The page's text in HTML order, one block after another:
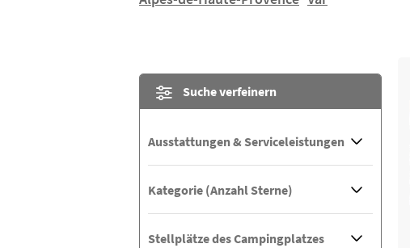
Suche verfeinern
Ausstattungen & Serviceleistungen
Kategorie (Anzahl Sterne)
Stellplätze des Campingplatzes